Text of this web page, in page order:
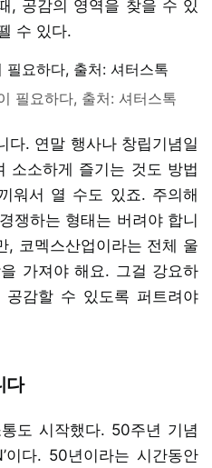
, 공감의 영역을 찾을 수 있
수 있다.
필요하다, 출처: 셔터스톡
다. 연말 행사나 창립기념일
소소하게 즐기는 것도 방법
워서 열 수도 있죠. 주의해
쟁하는 형태는 버려야 합니
, 코멕스산업이라는 전체 울
가져야 해요. 그걸 강요하
감할 수 있도록 퍼트려야
다
도 시작했다. 50주년 기념
이다. 50년이라는 시간동안